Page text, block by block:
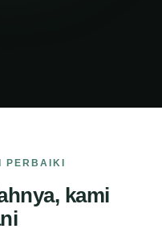
PERBAIKI
kami